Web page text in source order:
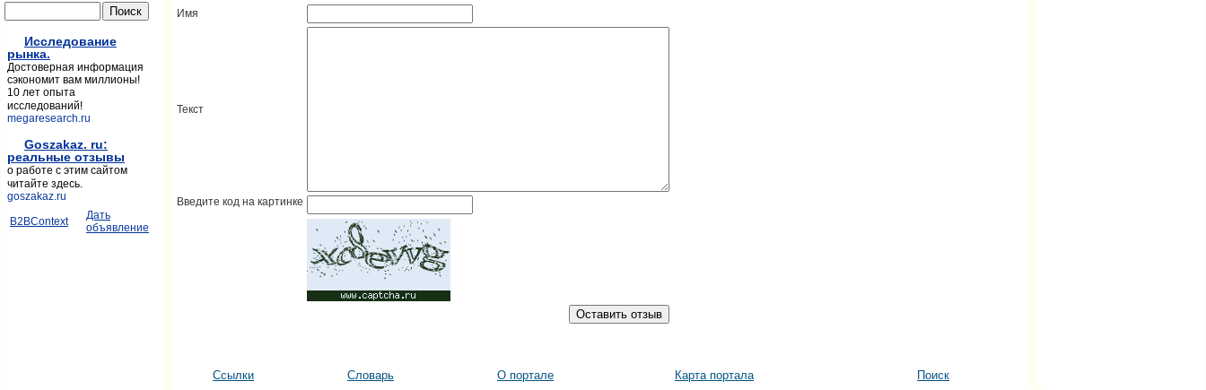
Имя
Текст
Введите код на картинке
Ссылки Словарь О портале Карта портала Поиск
Исследование
рынка.
Достоверная информация
сэкономит вам миллионы!
10 лет опыта
исследований!
megaresearch.ru
Goszakaz. ru:
реальные отзывы
о работе с этим сайтом
читайте здесь.
goszakaz.ru
B2BContext
Дать
объявление